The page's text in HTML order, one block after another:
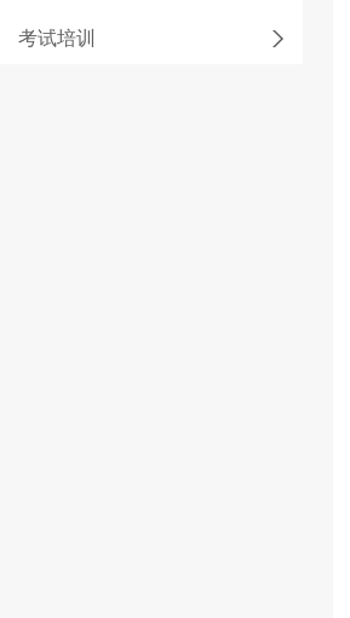
考试培训